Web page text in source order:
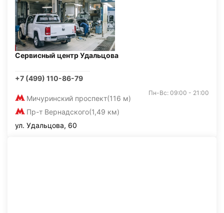
Сервисный центр Удальцова
+7 (499) 110-86-79
Мичуринский проспект(116 м)
Пр-т Вернадского(1,49 км)
Пн-Вс: 09:00 - 21:00
ул. Удальцова, 60